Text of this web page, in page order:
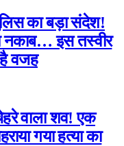
का बड़ा संदेश!
नकाब… इस तस्वीर
वजह
वाला शव! एक
गया हत्या का